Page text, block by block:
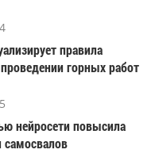
правила
горных работ
нейросети повысила
самосвалов